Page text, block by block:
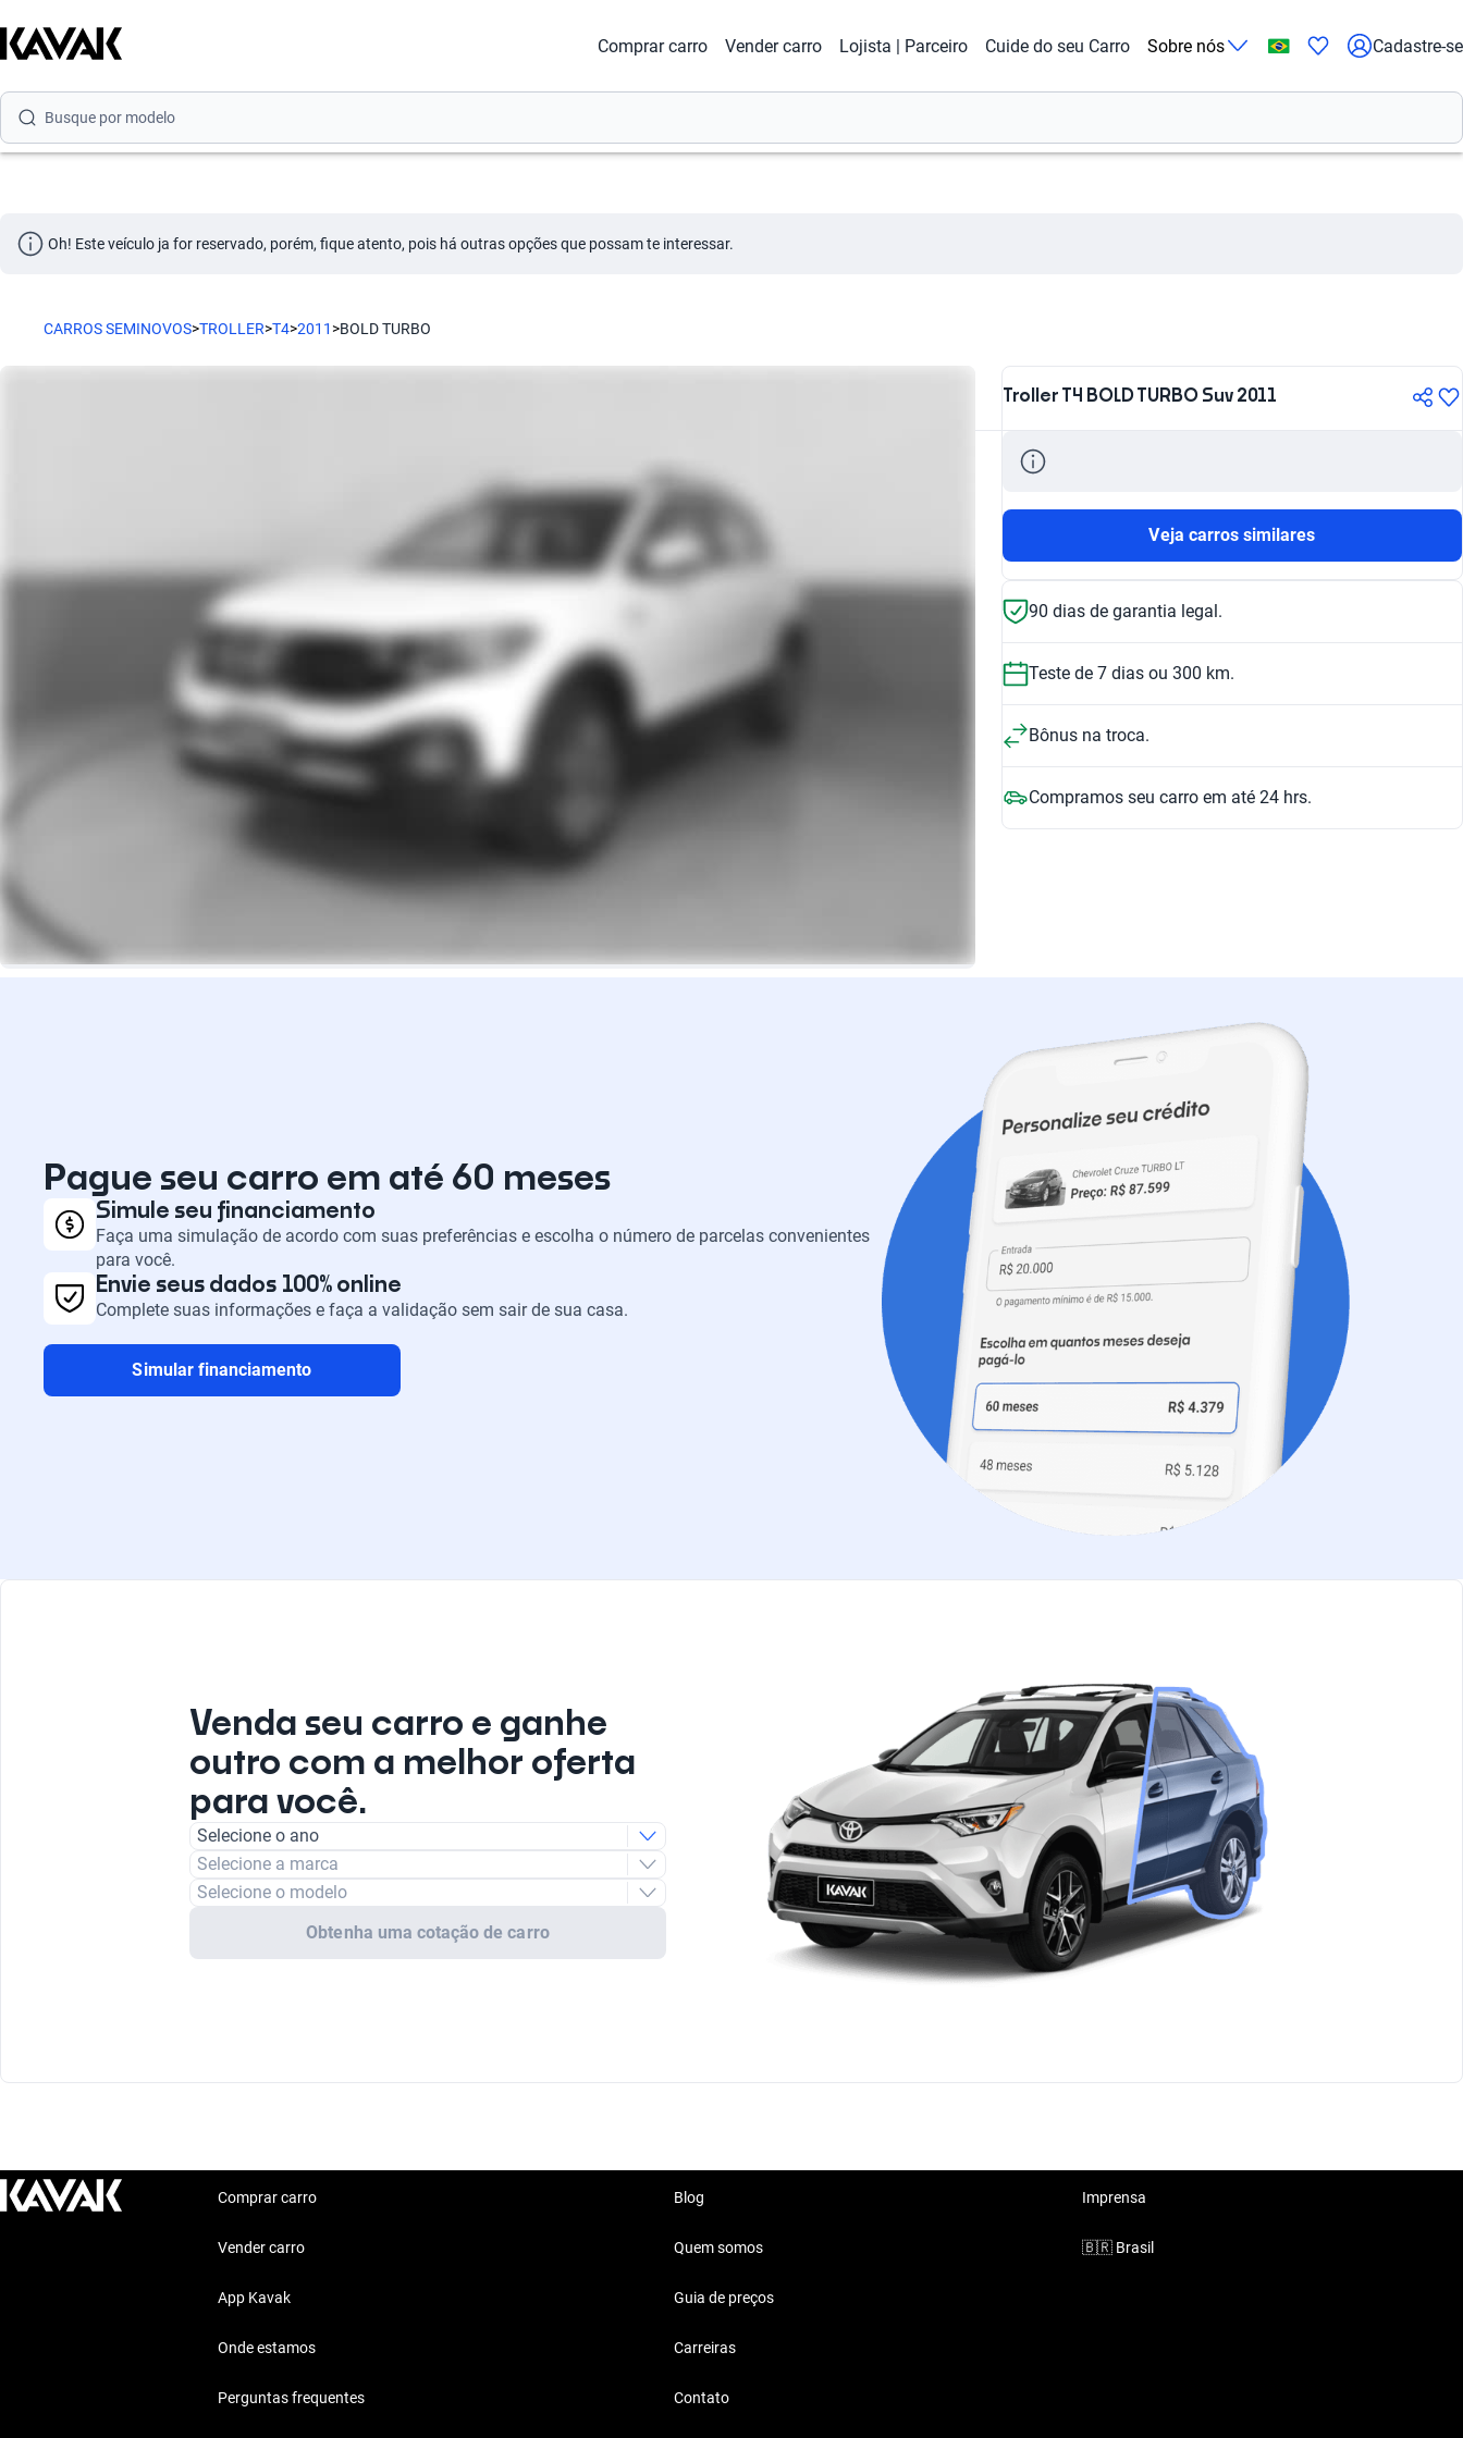
Comprar carro Vender carro Lojista | Parceiro Cuide do seu Carro Sobre nós Cadastre-se
Busque por marca
Busque por versão
Oh! Este veículo ja for reservado, porém, fique atento, pois há outras opções que possam te interessar.
CARROS SEMINOVOS>TROLLER>T4>2011 >BOLD TURBO
Troller T4 BOLD TURBO Suv 2011
Veja carros similares
90 dias de garantia legal.
Teste de 7 dias ou 300 km.
Bônus na troca.
Compramos seu carro em até 24 hrs.
Pague seu carro em até 60 meses
Simule seu financiamento
Faça uma simulação de acordo com suas preferências e escolha o número de parcelas convenientes
para você.
Envie seus dados 100% online
Complete suas informações e faça a validação sem sair de sua casa.
Simular financiamento
Venda seu carro e ganhe
outro com a melhor oferta
para você.
Selecione o ano
Selecione a marca
Selecione o modelo
Obtenha uma cotação de carro
Comprar carro
Vender carro
App Kavak
Onde estamos
Perguntas frequentes
Blog
Quem somos
Guia de preços
Carreiras
Contato
Imprensa
🇧🇷 Brasil